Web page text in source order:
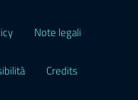
Note legali
Credits